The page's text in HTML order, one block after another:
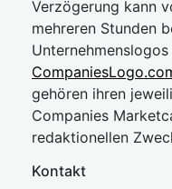
Verzögerung kann
mehreren Stunden
gehören ihren
Companies
redaktionellen
Kontakt